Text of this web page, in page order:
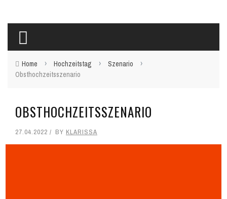
Home › Hochzeitstag › Szenario ›
Obsthochzeitsszenario
OBSTHOCHZEITSSZENARIO
27.04.2022 BY KLARISSA